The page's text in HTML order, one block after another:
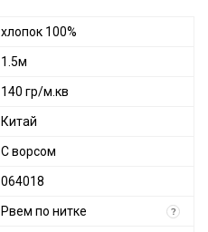
хлопок 100%
1.5м
140 гр/м.кв
Китай
С ворсом
064018
Рвем по нитке ?